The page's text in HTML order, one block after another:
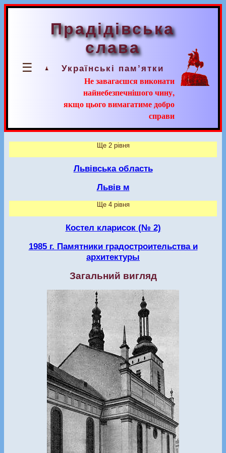
☰
Прадідівська
слава
Українські пам’ятки
Не завагаєшся виконати
найнебезпечнішого чину,
якщо цього вимагатиме добро
справи
Ще 2 рівня
Львівська область
Львів м
Ще 4 рівня
Костел кларисок (№ 2)
1985 г. Памятники градостроительства и
архитектуры
Загальний вигляд